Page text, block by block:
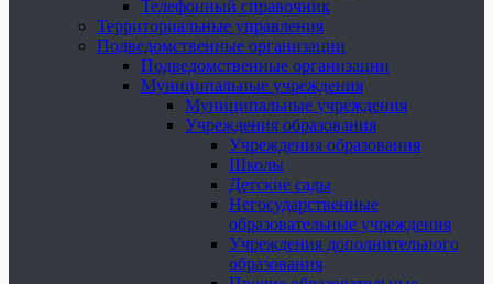
Телефонный справочник
Территориальные управления
Подведомственные организации
Подведомственные организации
Муниципальные учреждения
Муниципальные учреждения
Учреждения образования
Учреждения образования
Школы
Детские сады
Негосударственные
образовательные учреждения
Учреждения дополнительного
образования